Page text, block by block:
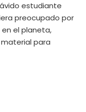
estudiante
preocupado por
el planeta,
para